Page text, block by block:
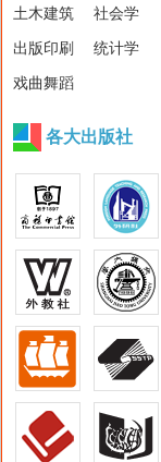
土木建筑 社会学
出版印刷 统计学
戏曲舞蹈
各大出版社